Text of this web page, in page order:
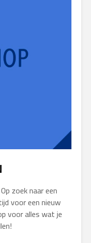
zoek naar een
voor een nieuw
voor alles wat je